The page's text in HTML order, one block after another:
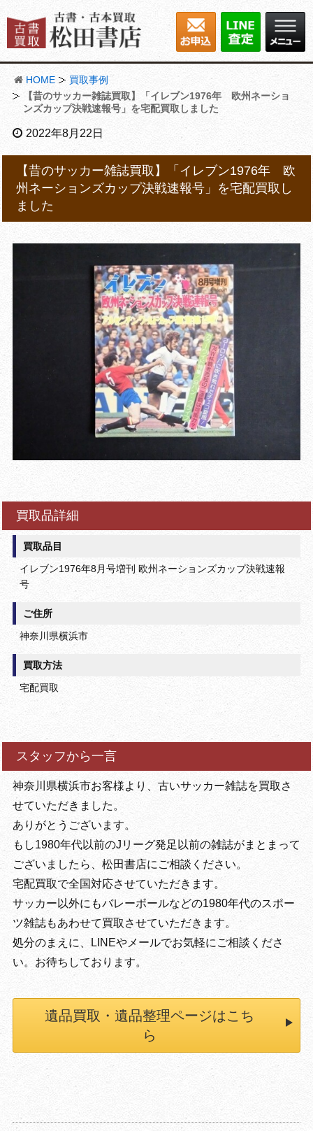
HOME
買取事例
【昔のサッカー雑誌買取】「イレブン1976年 欧州ネーショ
ンズカップ決戦速報号」を宅配買取しました
2022年8月22日
【昔のサッカー雑誌買取】「イレブン1976年 欧
州ネーションズカップ決戦速報号」を宅配買取し
ました
買取品詳細
買取品目
イレブン1976年8月号増刊 欧州ネーションズカップ決戦速報
号
ご住所
神奈川県横浜市
買取方法
宅配買取
スタッフから一言
神奈川県横浜市お客様より、古いサッカー雑誌を買取さ
せていただきました。
ありがとうございます。
もし1980年代以前のJリーグ発足以前の雑誌がまとまって
ございましたら、松田書店にご相談ください。
宅配買取で全国対応させていただきます。
サッカー以外にもバレーボールなどの1980年代のスポー
ツ雑誌もあわせて買取させていただきます。
処分のまえに、LINEやメールでお気軽にご相談くださ
い。お待ちしております。
遺品買取・遺品整理ページはこち
ら